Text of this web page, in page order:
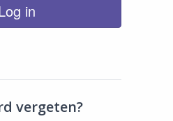
in
vergeten?